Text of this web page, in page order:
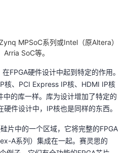
MPSoC系列或Intel（原Altera）
SoC等。
FPGA硬件设计中起到特定的作用。
核、PCI Express IP核、HDMI IP核
的库一样。库为设计增加了特定的
件设计中，IP核也是同样的东西。
片中的一个区域，它将完整的FPGA
A系列）集成在一起。赛灵思的